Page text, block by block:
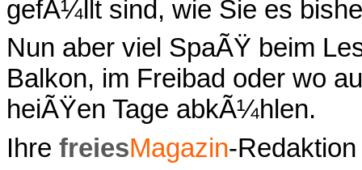
gefÃ¼llt sind, wie Sie es
Nun aber viel SpaÃŸ beim
Balkon, im Freibad oder wo
heiÃŸen Tage abkÃ¼hlen.
Ihre freiesMagazin-Redaktion